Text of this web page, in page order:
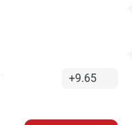
+9.65